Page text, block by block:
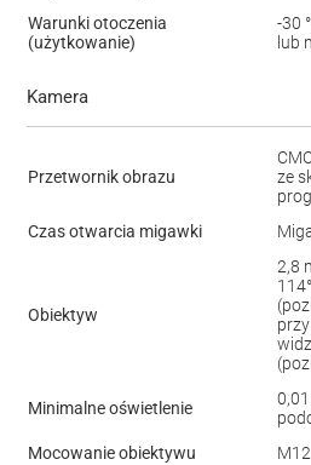
Warunki otoczenia
(użytkowanie)
-30
lub
Kamera
Przetwornik obrazu
ze
Czas otwarcia migawki
Obiektyw
2,8
Minimalne oświetlenie
Mocowanie obiektywu
M12